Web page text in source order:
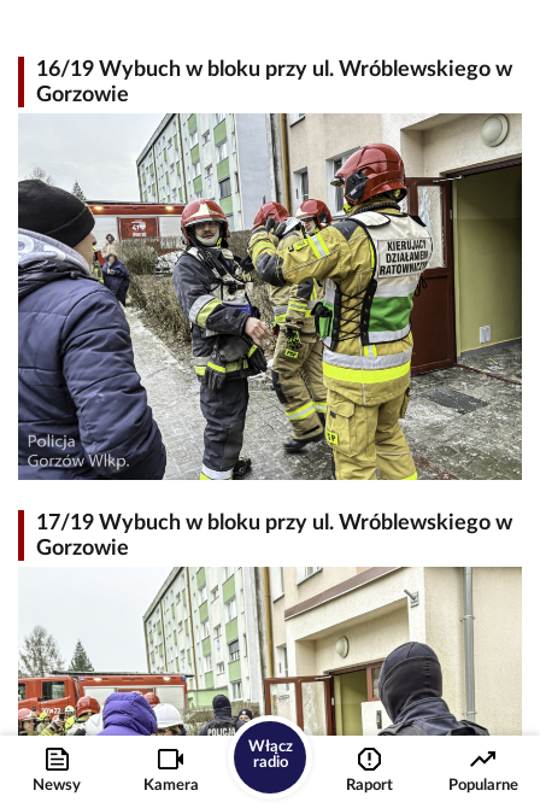
16/19 Wybuch w bloku przy ul. Wróblewskiego w
Gorzowie
17/19 Wybuch w bloku przy ul. Wróblewskiego w
Gorzowie
Newsy Kamera
Włącz
radio
Raport
Popularne